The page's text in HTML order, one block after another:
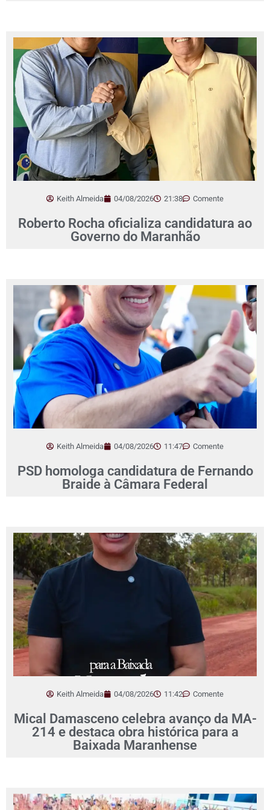
Keith Almeida 04/08/2026 21:38 Comente
Roberto Rocha oficializa candidatura ao
Governo do Maranhão
Keith Almeida 04/08/2026 11:47 Comente
PSD homologa candidatura de Fernando
Braide à Câmara Federal
Keith Almeida 04/08/2026 11:42 Comente
Mical Damasceno celebra avanço da MA-
214 e destaca obra histórica para a
Baixada Maranhense